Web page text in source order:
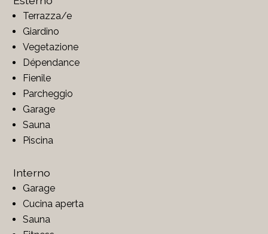
Terrazza/e
Giardino
Vegetazione
Dépendance
Fienile
Parcheggio
Garage
Sauna
Piscina
Interno
Garage
Cucina aperta
Sauna